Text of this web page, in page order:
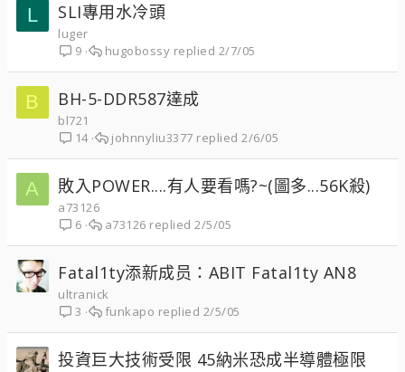
L SLI專用水冷頭
luger
9
2/7/05
hugobossy
B BH-5-DDR587達成
bl721
14
2/6/05
johnnyliu3377
A 敗入POWER....有人要看嗎?~(圖多...56K殺)
a73126
6
2/5/05
a73126
Fatal1ty添新成员：ABIT Fatal1ty AN8
ultranick
3
2/5/05
funkapo
投資巨大技術受限 45納米恐成半導體極限